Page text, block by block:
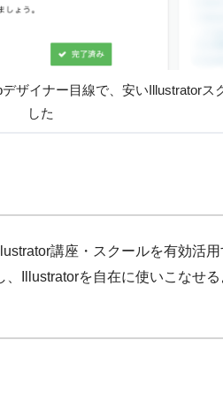
ザイナー目線で、安いIllustratorス
した
講座・スクールを有効活
、Illustratorを自在に使いこなせ